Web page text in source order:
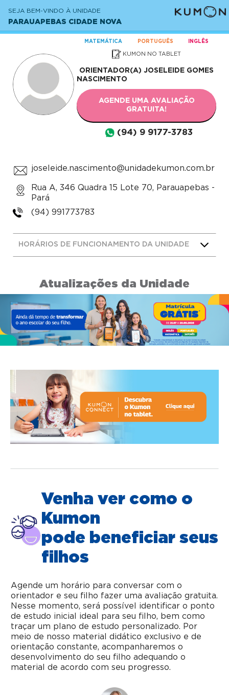
SEJA BEM-VINDO À UNIDADE
PARAUAPEBAS CIDADE NOVA
MATEMÁTICA PORTUGUÊS INGLÊS
KUMON NO TABLET
ORIENTADOR(A) JOSELEIDE GOMES
NASCIMENTO
AGENDE UMA AVALIAÇÃO
GRATUITA!
(94) 9 9177-3783
joseleide.nascimento@unidadekumon.com.br
Rua A, 346 Quadra 15 Lote 70, Parauapebas -
Pará
(94) 991773783
HORÁRIOS DE FUNCIONAMENTO DA UNIDADE
Atualizações da Unidade
Venha ver como o
Kumon
pode beneficiar seus
filhos
Agende um horário para conversar com o
orientador e seu filho fazer uma avaliação gratuita.
Nesse momento, será possível identificar o ponto
de estudo inicial ideal para seu filho, bem como
traçar um plano de estudo personalizado. Por
meio de nosso material didático exclusivo e de
orientação constante, acompanharemos o
desenvolvimento do seu filho adequando o
material de acordo com seu progresso.